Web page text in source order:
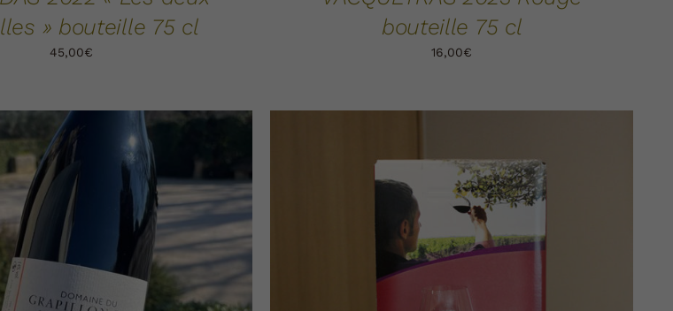
» bouteille 75 cl
45,00€
bouteille 75 cl
16,00€
AU PANIER DÉTAILS AJOUTER AU PANIER